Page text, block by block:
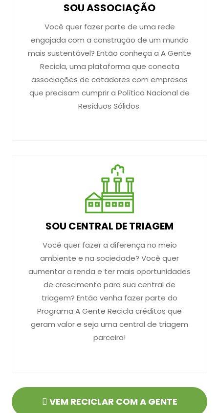
SOU ASSOCIAÇÃO
Você quer fazer parte de uma rede
engajada com a construção de um mundo
mais sustentável? Então conheça a A Gente
Recicla, uma plataforma que conecta
associações de catadores com empresas
que precisam cumprir a Política Nacional de
Resíduos Sólidos.
SOU CENTRAL DE TRIAGEM
Você quer fazer a diferença no meio
ambiente e na sociedade? Você quer
aumentar a renda e ter mais oportunidades
de crescimento para sua central de
triagem? Então venha fazer parte do
Programa A Gente Recicla créditos que
geram valor e seja uma central de triagem
parceira!
VEM RECICLAR COM A GENTE